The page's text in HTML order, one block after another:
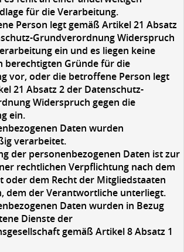
für die Verarbeitung.
Person legt gemäß Artikel 21 Absatz
Grundverordnung Widerspruch
ein und es liegen keine
berechtigten Gründe für die
vor, oder die betroffene Person legt
21 Absatz 2 der Datenschutz-
Widerspruch gegen die
ein.
Daten wurden
verarbeitet.
der personenbezogenen Daten ist zur
rechtlichen Verpflichtung nach dem
oder dem Recht der Mitgliedstaaten
dem der Verantwortliche unterliegt.
Daten wurden in Bezug
Dienste der
gemäß Artikel 8 Absatz 1